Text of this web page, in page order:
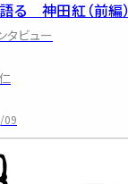
る 神田紅（前編）
タビュー
09